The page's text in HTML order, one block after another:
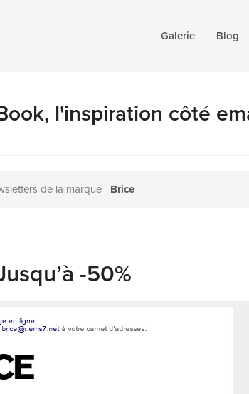
Galerie Blog
l'inspiration côté
de la marque Brice
-50%